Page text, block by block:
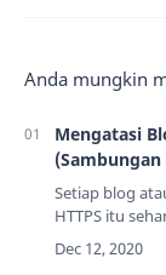
Anda mungkin
Mengatasi
Setiap blog
HTTPS itu
meski https,
artikel ini saya